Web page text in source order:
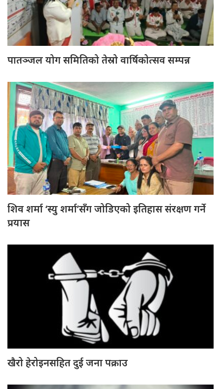
पातञ्जल योग समितिको तेस्रो वार्षिकोत्सव सम्पन्न
शिव शर्मा ‘स्यु शर्मा’सँग जोडिएको इतिहास संरक्षण गर्ने
प्रयास
खैरो हेरोइनसहित दुई जना पक्राउ